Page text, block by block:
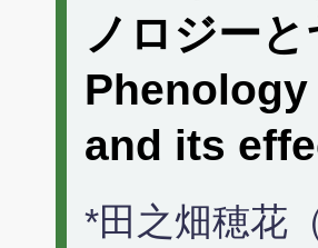
ノロジー
and its
*田之畑穂花